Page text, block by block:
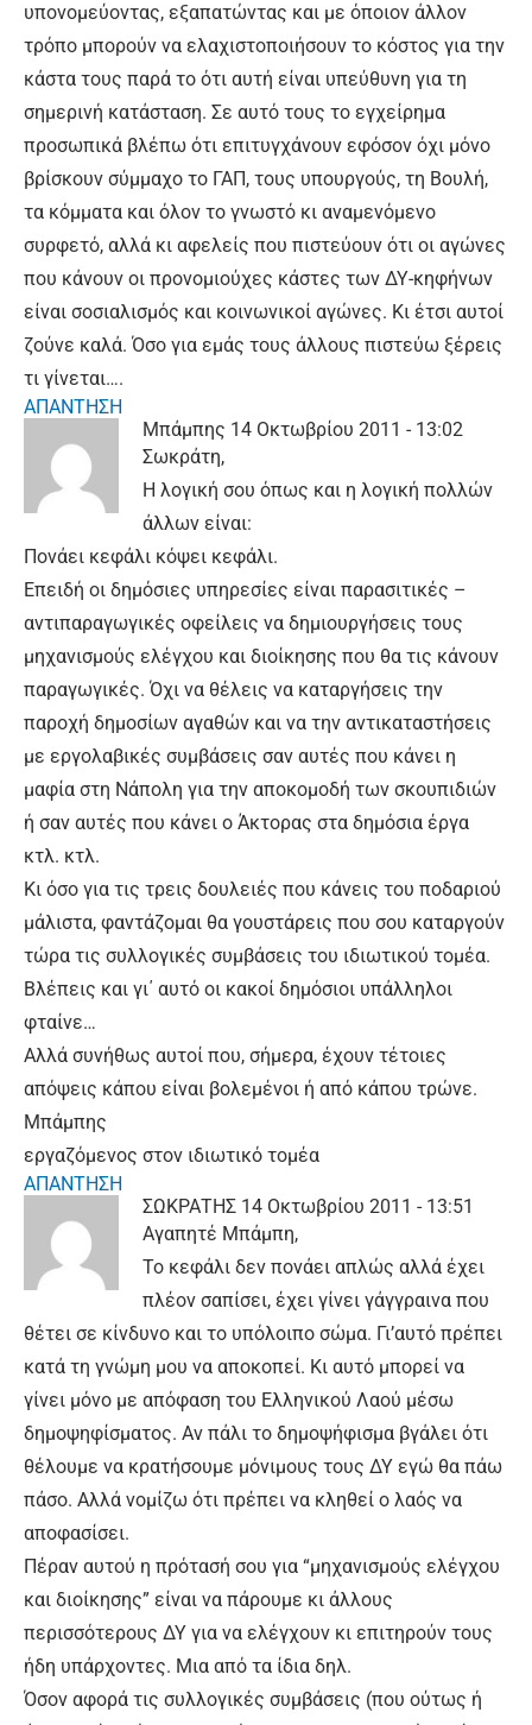
υπονομεύοντας, εξαπατώντας και με όποιον άλλον
τρόπο μπορούν να ελαχιστοποιήσουν το κόστος για την
κάστα τους παρά το ότι αυτή είναι υπεύθυνη για τη
σημερινή κατάσταση. Σε αυτό τους το εγχείρημα
προσωπικά βλέπω ότι επιτυγχάνουν εφόσον όχι μόνο
βρίσκουν σύμμαχο το ΓΑΠ, τους υπουργούς, τη Βουλή,
τα κόμματα και όλον το γνωστό κι αναμενόμενο
συρφετό, αλλά κι αφελείς που πιστεύουν ότι οι αγώνες
που κάνουν οι προνομιούχες κάστες των ΔΥ-κηφήνων
είναι σοσιαλισμός και κοινωνικοί αγώνες. Κι έτσι αυτοί
ζούνε καλά. Όσο για εμάς τους άλλους πιστεύω ξέρεις
τι γίνεται….
ΑΠΑΝΤΗΣΗ
Μπάμπης 14 Οκτωβρίου 2011 - 13:02
Σωκράτη,
Η λογική σου όπως και η λογική πολλών
άλλων είναι:
Πονάει κεφάλι κόψει κεφάλι.
Επειδή οι δημόσιες υπηρεσίες είναι παρασιτικές –
αντιπαραγωγικές οφείλεις να δημιουργήσεις τους
μηχανισμούς ελέγχου και διοίκησης που θα τις κάνουν
παραγωγικές. Όχι να θέλεις να καταργήσεις την
παροχή δημοσίων αγαθών και να την αντικαταστήσεις
με εργολαβικές συμβάσεις σαν αυτές που κάνει η
μαφία στη Νάπολη για την αποκομοδή των σκουπιδιών
ή σαν αυτές που κάνει ο Άκτορας στα δημόσια έργα
κτλ. κτλ.
Κι όσο για τις τρεις δουλειές που κάνεις του ποδαριού
μάλιστα, φαντάζομαι θα γουστάρεις που σου καταργούν
τώρα τις συλλογικές συμβάσεις του ιδιωτικού τομέα.
Βλέπεις και γι΄ αυτό οι κακοί δημόσιοι υπάλληλοι
φταίνε…
Αλλά συνήθως αυτοί που, σήμερα, έχουν τέτοιες
απόψεις κάπου είναι βολεμένοι ή από κάπου τρώνε.
Μπάμπης
εργαζόμενος στον ιδιωτικό τομέα
ΑΠΑΝΤΗΣΗ
ΣΩΚΡΑΤΗΣ 14 Οκτωβρίου 2011 - 13:51
Αγαπητέ Μπάμπη,
Το κεφάλι δεν πονάει απλώς αλλά έχει
πλέον σαπίσει, έχει γίνει γάγγραινα που
θέτει σε κίνδυνο και το υπόλοιπο σώμα. Γι’αυτό πρέπει
κατά τη γνώμη μου να αποκοπεί. Κι αυτό μπορεί να
γίνει μόνο με απόφαση του Ελληνικού Λαού μέσω
δημοψηφίσματος. Αν πάλι το δημοψήφισμα βγάλει ότι
θέλουμε να κρατήσουμε μόνιμους τους ΔΥ εγώ θα πάω
πάσο. Αλλά νομίζω ότι πρέπει να κληθεί ο λαός να
αποφασίσει.
Πέραν αυτού η πρότασή σου για “μηχανισμούς ελέγχου
και διοίκησης” είναι να πάρουμε κι άλλους
περισσότερους ΔΥ για να ελέγχουν κι επιτηρούν τους
ήδη υπάρχοντες. Μια από τα ίδια δηλ.
Όσον αφορά τις συλλογικές συμβάσεις (που ούτως ή